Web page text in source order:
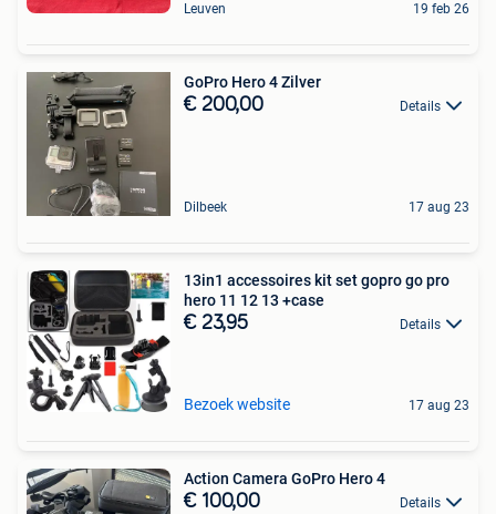
Leuven 19 feb 26
GoPro Hero 4 Zilver
€ 200,00 Details
Dilbeek 17 aug 23
13in1 accessoires kit set gopro go pro
hero 11 12 13 +case
€ 23,95 Details
Bezoek website 17 aug 23
Action Camera GoPro Hero 4
€ 100,00 Details